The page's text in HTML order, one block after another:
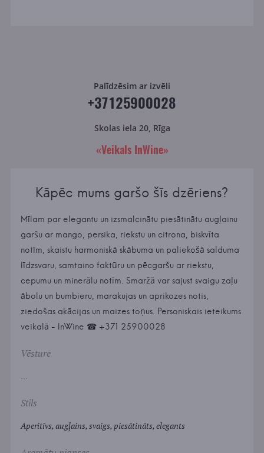
Palīdzēsim ar izvēli
+37125900028
Skolas iela 20, Rīga
«Veikals InWine»
Kāpēc mums garšo šīs dzēriens?
Mīlam par elegantu un izsmalcinātu piesātinātu augļainu
garšu ar mango, persika, riekstu un citrona, biskvīta
notīm, skaistu harmoniskā skābuma un paliekošā salduma
līdzsvaru, samtaino faktūru un pēcgaršu ar riekstu,
cepumu un minerālu notīm. Smaržā var sajust svaigu zaļu
ābolu un bumbieru, marakujas un aprikozes notis,
ziedošas akācijas un maizes toņus. Personiskais ieteikums
veikalā - InWine ☎ +371 25900028
Vēsture
...
Stils
Aperitīvs, augļains, svaigs, piesātināts, elegants